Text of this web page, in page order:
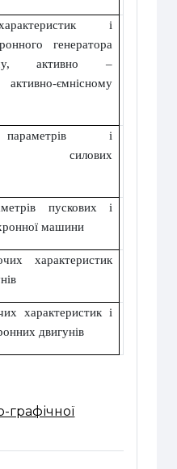
і
генератора
активно –
ємнісному
і
силових
пускових і
машини
характеристик
характеристик і
двигунів
графічної